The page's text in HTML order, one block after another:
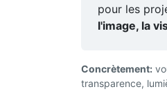
pour les
l'image, la
Concrètement:
transparence,